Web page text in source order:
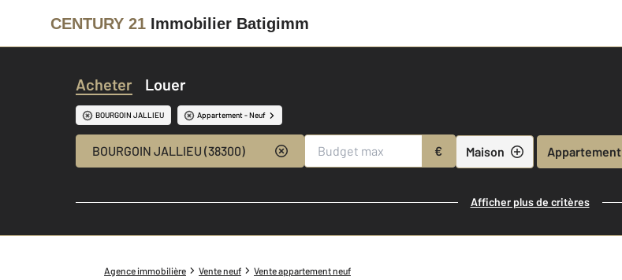
CENTURY 21 Immobilier Batigimm
Acheter Louer
BOURGOIN JALLIEU Appartement - Neuf
BOURGOIN JALLIEU (38300) € Maison Appartement
Afficher plus de critères
Agence immobilière Vente neuf Vente appartement neuf